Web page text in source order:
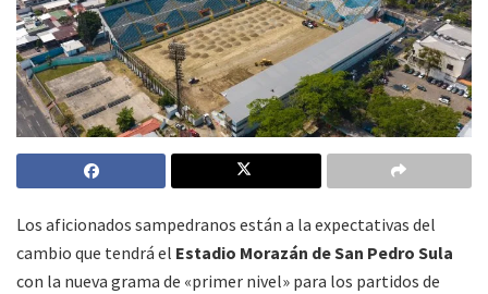
Los aficionados sampedranos están a la expectativas del
cambio que tendrá el Estadio Morazán de San Pedro Sula
con la nueva grama de «primer nivel» para los partidos de